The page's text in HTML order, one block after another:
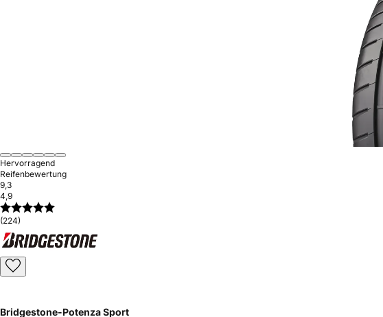
Hervorragend
Reifenbewertung
9,3
4,9
(224)
Bridgestone-Potenza Sport